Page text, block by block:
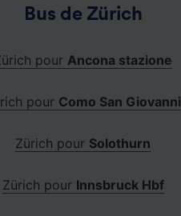
Bus de Zürich
pourAncona stazione
pour Como San Giovanni
Zürich pour Solothurn
Zürich pour Innsbruck Hbf